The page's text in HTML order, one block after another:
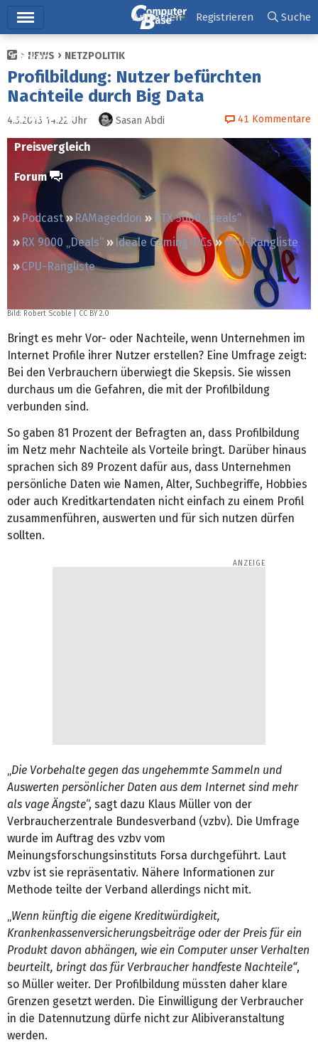
Ticker
Tests
Downloads
Preisvergleich
Forum
Podcast RAMageddon
RTX 5000 „Deals“
RX 9000 „Deals“
Ideale Gaming-PCs
GPU-Rangliste
CPU-Rangliste
Anmelden Registrieren Suche
NEWS NETZPOLITIK
Profilbildung: Nutzer befürchten
Nachteile durch Big Data
4.5.2015 14:22 Uhr Sasan Abdi 41 Kommentare
Bild: Robert Scoble CC BY 2.0
Bringt es mehr Vor- oder Nachteile, wenn Unternehmen im
Internet Profile ihrer Nutzer erstellen? Eine Umfrage zeigt:
Bei den Verbrauchern überwiegt die Skepsis. Sie wissen
durchaus um die Gefahren, die mit der Profilbildung
verbunden sind.
So gaben 81 Prozent der Befragten an, dass Profilbildung
im Netz mehr Nachteile als Vorteile bringt. Darüber hinaus
sprachen sich 89 Prozent dafür aus, dass Unternehmen
persönliche Daten wie Namen, Alter, Suchbegriffe, Hobbies
oder auch Kreditkartendaten nicht einfach zu einem Profil
zusammenführen, auswerten und für sich nutzen dürfen
sollten.
Die Vorbehalte gegen das ungehemmte Sammeln und
Auswerten persönlicher Daten aus dem Internet sind mehr
als vage Ängste“, sagt dazu Klaus Müller von der
Verbraucherzentrale Bundesverband (vzbv). Die Umfrage
wurde im Auftrag des vzbv vom
Meinungsforschungsinstituts Forsa durchgeführt. Laut
vzbv ist sie repräsentativ. Nähere Informationen zur
Methode teilte der Verband allerdings nicht mit.
Wenn künftig die eigene Kreditwürdigkeit,
Krankenkassenversicherungsbeiträge oder der Preis für ein
Produkt davon abhängen, wie ein Computer unser Verhalten
beurteilt, bringt das für Verbraucher handfeste Nachteile“,
so Müller weiter. Der Profilbildung müssten daher klare
Grenzen gesetzt werden. Die Einwilligung der Verbraucher
in die Datennutzung dürfe nicht zur Alibiveranstaltung
werden.